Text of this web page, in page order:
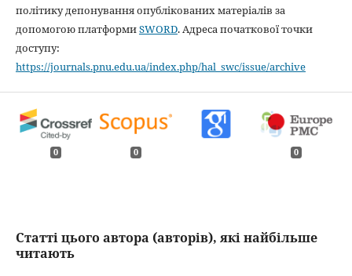
політику депонування опублікованих матеріалів за
допомогою платформиSWORD. Адреса початкової точки
доступу:
https://journals.pnu.edu.ua/index.php/hal_swc/issue/archive
0 0 0
Статті цього автора (авторів), які найбільше
читають